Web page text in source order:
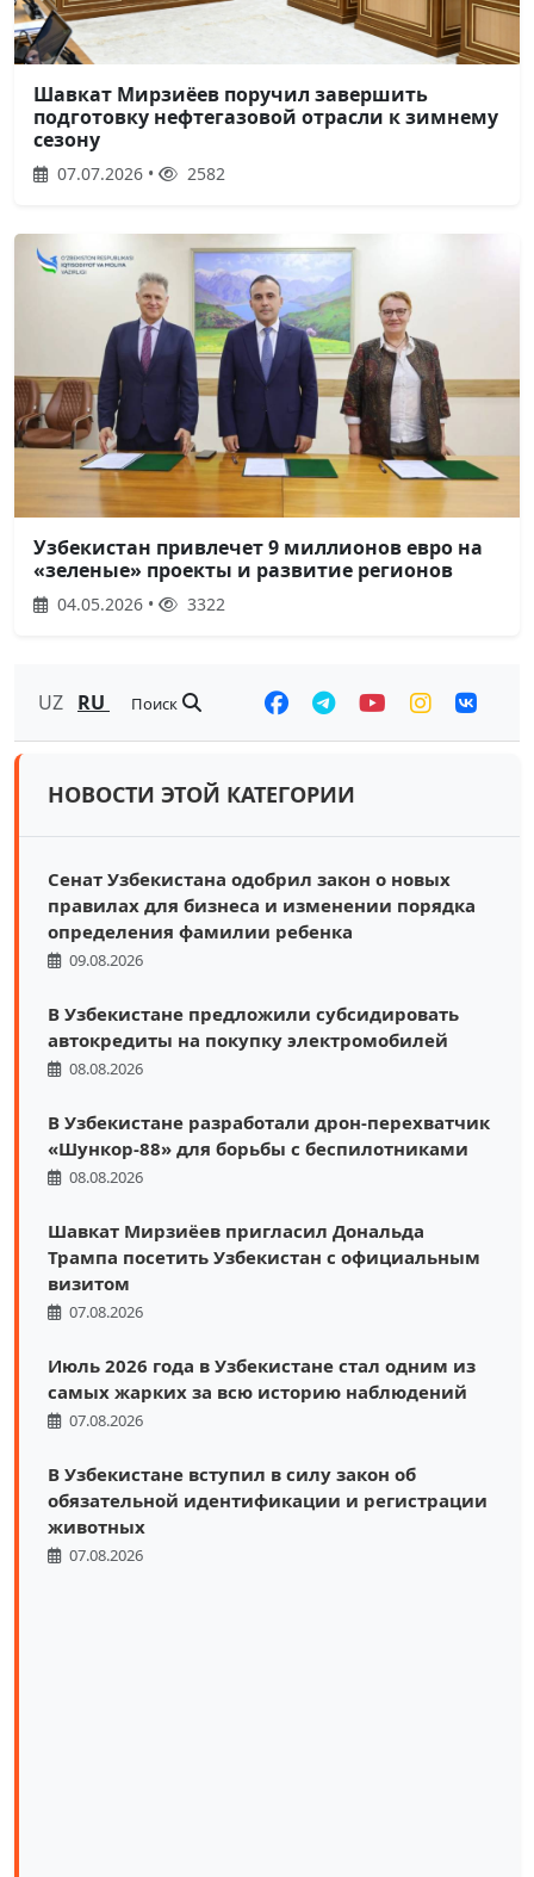
Шавкат Мирзиёев поручил завершить
подготовку нефтегазовой отрасли к зимнему
сезону
07.07.2026 • 2582
Узбекистан привлечет 9 миллионов евро на
«зеленые» проекты и развитие регионов
04.05.2026 • 3322
UZ RU Поиск
НОВОСТИ ЭТОЙ КАТЕГОРИИ
Сенат Узбекистана одобрил закон о новых
правилах для бизнеса и изменении порядка
определения фамилии ребенка
09.08.2026
В Узбекистане предложили субсидировать
автокредиты на покупку электромобилей
08.08.2026
В Узбекистане разработали дрон-перехватчик
«Шункор-88» для борьбы с беспилотниками
08.08.2026
Шавкат Мирзиёев пригласил Дональда
Трампа посетить Узбекистан с официальным
визитом
07.08.2026
Июль 2026 года в Узбекистане стал одним из
самых жарких за всю историю наблюдений
07.08.2026
В Узбекистане вступил в силу закон об
обязательной идентификации и регистрации
животных
07.08.2026